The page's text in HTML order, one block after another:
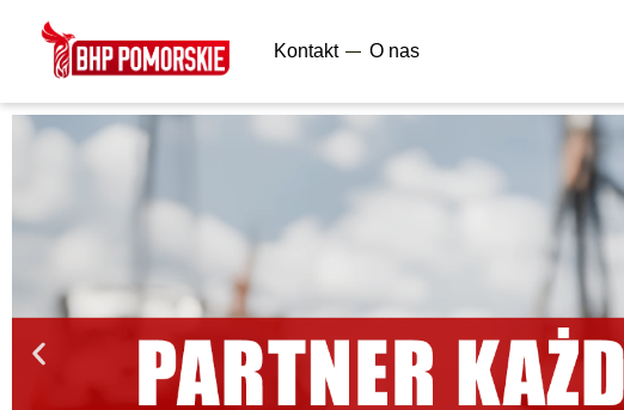
Kontakt O nas